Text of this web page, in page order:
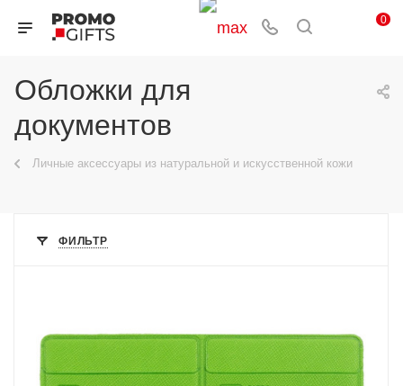
0
Обложки для
документов
Личные аксессуары из натуральной и искусственной кожи
ФИЛЬТР